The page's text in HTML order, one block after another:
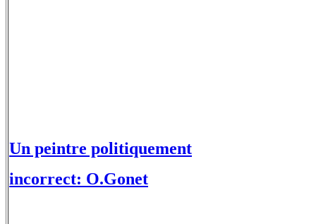
Un peintre politiquement
incorrect: O.Gonet